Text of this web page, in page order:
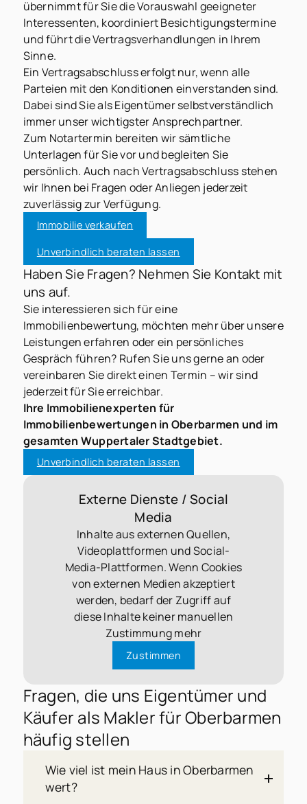
übernimmt für Sie die Vorauswahl geeigneter
Interessenten, koordiniert Besichtigungstermine
und führt die Vertragsverhandlungen in Ihrem
Sinne.
Ein Vertragsabschluss erfolgt nur, wenn alle
Parteien mit den Konditionen einverstanden sind.
Dabei sind Sie als Eigentümer selbstverständlich
immer unser wichtigster Ansprechpartner.
Zum Notartermin bereiten wir sämtliche
Unterlagen für Sie vor und begleiten Sie
persönlich. Auch nach Vertragsabschluss stehen
wir Ihnen bei Fragen oder Anliegen jederzeit
zuverlässig zur Verfügung.
Immobilie verkaufen
Unverbindlich beraten lassen
Haben Sie Fragen? Nehmen Sie Kontakt mit
uns auf.
Sie interessieren sich für eine
Immobilienbewertung, möchten mehr über unsere
Leistungen erfahren oder ein persönliches
Gespräch führen? Rufen Sie uns gerne an oder
vereinbaren Sie direkt einen Termin – wir sind
jederzeit für Sie erreichbar.
Ihre Immobilienexperten für
Immobilienbewertungen in Oberbarmen und im
gesamten Wuppertaler Stadtgebiet.
Unverbindlich beraten lassen
Externe Dienste / Social
Media
Inhalte aus externen Quellen,
Videoplattformen und Social-
Media-Plattformen. Wenn Cookies
von externen Medien akzeptiert
werden, bedarf der Zugriff auf
diese Inhalte keiner manuellen
Zustimmung mehr
Zustimmen
Fragen, die uns Eigentümer und
Käufer als Makler für Oberbarmen
häufig stellen
Wie viel ist mein Haus in Oberbarmen
wert?